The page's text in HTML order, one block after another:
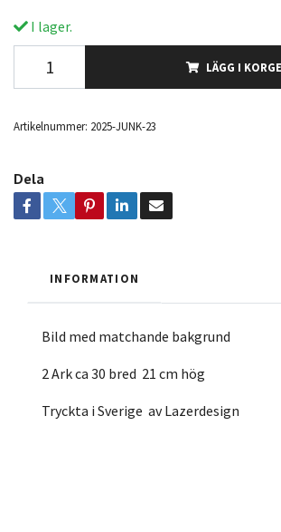
I lager.
LÄGG I
Artikelnummer: 2025-JUNK-23
Dela
INFORMATION
Bild med matchande bakgrund
2 Ark ca 30 bred 21 cm hög
Tryckta i Sverige av Lazerdesign